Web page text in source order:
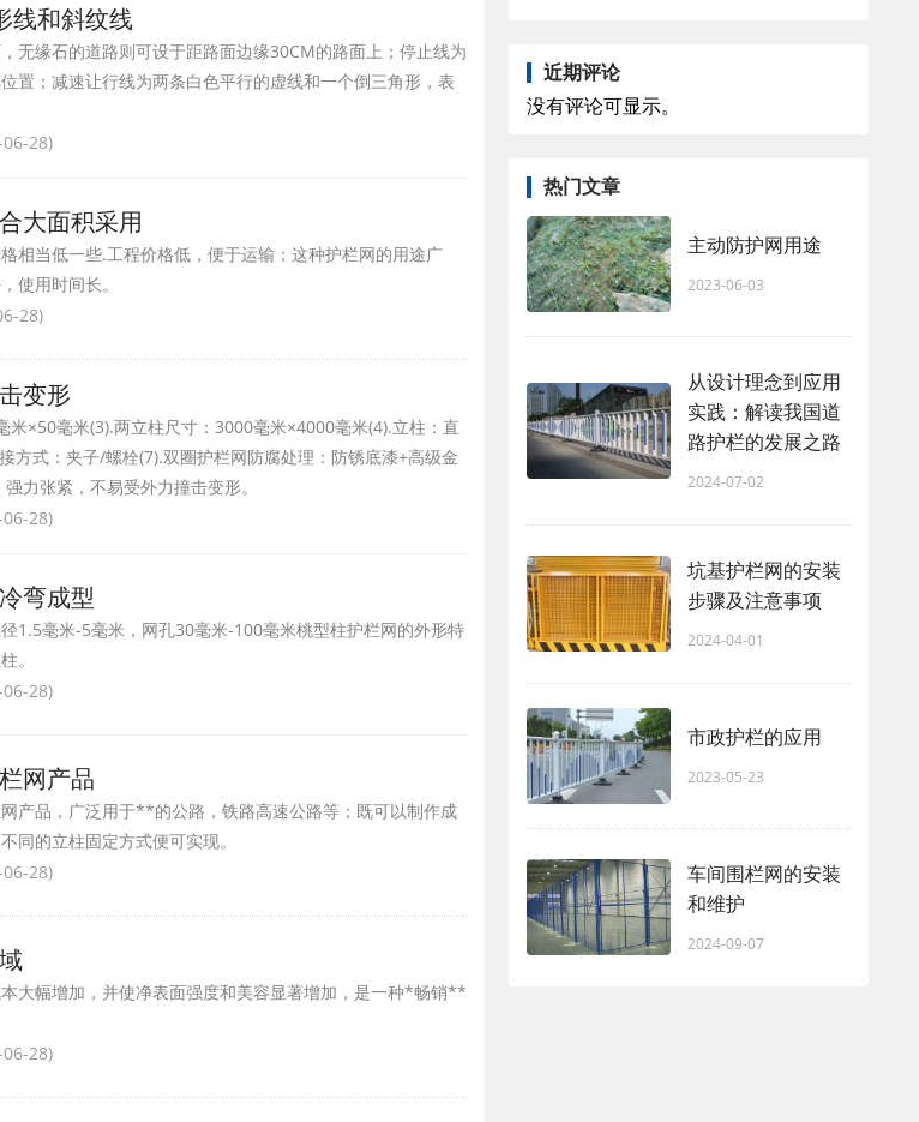
线和斜纹线
无缘石的道路则可设于距路面边缘30CM的路面上；停止线为
置；减速让行线为两条白色平行的虚线和一个倒三角形，表
28)
大面积采用
相当低一些.工程价格低，便于运输；这种护栏网的用途广
使用时间长。
28)
变形
×50毫米(3).两立柱尺寸：3000毫米×4000毫米(4).立柱：直
方式：夹子/螺栓(7).双圈护栏网防腐处理：防锈底漆+高级金
力张紧，不易受外力撞击变形。
28)
弯成型
1.5毫米-5毫米，网孔30毫米-100毫米桃型柱护栏网的外形特
。
28)
网产品
产品，广泛用于**的公路，铁路高速公路等；既可以制作成
同的立柱固定方式便可实现。
28)
大幅增加，并使净表面强度和美容显著增加，是一种*畅销**
28)
近期评论
没有评论可显示。
热门文章
主动防护网用途
2023-06-03
从设计理念到应用
实践：解读我国道
路护栏的发展之路
2024-07-02
坑基护栏网的安装
步骤及注意事项
2024-04-01
市政护栏的应用
2023-05-23
车间围栏网的安装
和维护
2024-09-07